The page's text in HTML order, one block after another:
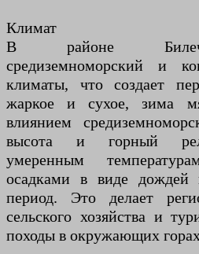
Климат
В районе
средиземноморский и
климаты, что создает
жаркое и сухое, зима
влиянием
высота и горный
умеренным
осадками в виде дождей
период. Это делает
сельского хозяйства и
походы в окружающих